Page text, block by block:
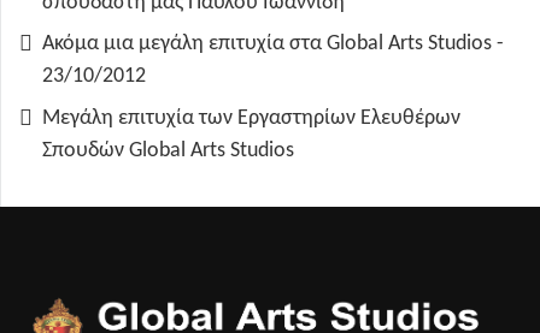
Ακόμα μια μεγάλη επιτυχία στα Global Arts Studios -
23/10/2012
Μεγάλη επιτυχία των Εργαστηρίων Ελευθέρων
Σπουδών Global Arts Studios